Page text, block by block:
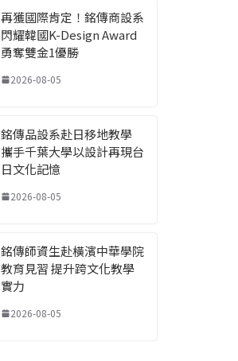
再獲國際肯定！銘傳商設系
閃耀韓國K-Design Award
勇奪雙金1優勝
2026-08-05
銘傳品設系赴日移地教學
攜手千葉大學以設計再現台
日文化記憶
2026-08-05
銘傳師資生赴橫濱中華學院
教育見習 提升跨文化教學
實力
2026-08-05